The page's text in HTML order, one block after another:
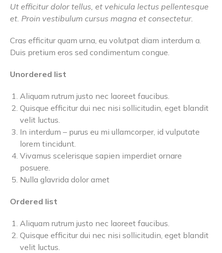
Ut efficitur dolor tellus, et vehicula lectus pellentesque
et. Proin vestibulum cursus magna et consectetur.
Cras efficitur quam urna, eu volutpat diam interdum a.
Duis pretium eros sed condimentum congue.
Unordered list
Aliquam rutrum justo nec laoreet faucibus.
Quisque efficitur dui nec nisi sollicitudin, eget blandit
velit luctus.
In interdum – purus eu mi ullamcorper, id vulputate
lorem tincidunt.
Vivamus scelerisque sapien imperdiet ornare
posuere.
Nulla glavrida dolor amet
Ordered list
Aliquam rutrum justo nec laoreet faucibus.
Quisque efficitur dui nec nisi sollicitudin, eget blandit
velit luctus.